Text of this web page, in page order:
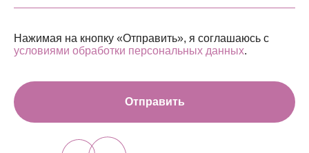
Нажимая на кнопку «Отправить», я соглашаюсь с
условиями обработки персональных данных.
Отправить